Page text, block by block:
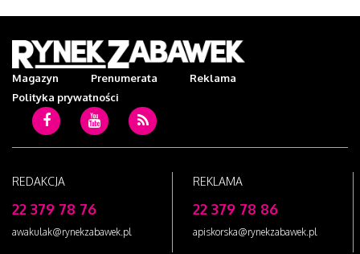
Magazyn Prenumerata
Reklama
Polityka prywatności
c Youtube RSS
REDAKCJA
22 379 78 76
awakulak@rynekzabawek.pl
REKLAMA
22 379 78 86
apiskorska@rynekzabawek.pl